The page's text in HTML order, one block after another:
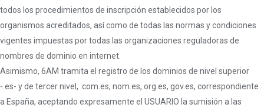
todos los procedimientos de inscripción establecidos por los
organismos acreditados, así como de todas las normas y condiciones
vigentes impuestas por todas las organizaciones reguladoras de
nombres de dominio en internet.
Asimismo, 6AM tramita el registro de los dominios de nivel superior
-.es- y de tercer nivel, .com.es, nom.es, org.es, gov.es, correspondiente
a España, aceptando expresamente el USUARIO la sumisión a las